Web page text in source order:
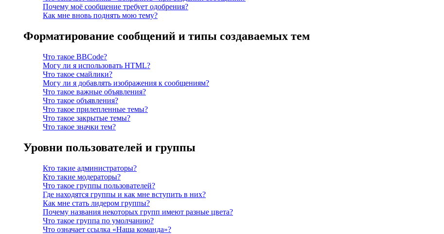
Почему моё сообщение требует одобрения?
Как мне вновь поднять мою тему?
Форматирование сообщений и типы создаваемых тем
Что такое BBCode?
Могу ли я использовать HTML?
Что такое смайлики?
Могу ли я добавлять изображения к сообщениям?
Что такое важные объявления?
Что такое объявления?
Что такое прилепленные темы?
Что такое закрытые темы?
Что такое значки тем?
Уровни пользователей и группы
Кто такие администраторы?
Кто такие модераторы?
Что такое группы пользователей?
Где находятся группы и как мне вступить в них?
Как мне стать лидером группы?
Почему названия некоторых групп имеют разные цвета?
Что такое группа по умолчанию?
Что означает ссылка «Наша команда»?